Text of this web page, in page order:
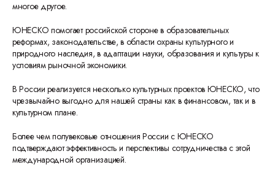
многое другое.
ЮНЕСКО помогает российской стороне в образовательных
реформах, законодательстве, в области охраны культурного и
природного наследия, в адаптации науки, образования и культуры к
условиям рыночной экономики.
В России реализуется несколько культурных проектов ЮНЕСКО, что
чрезвычайно выгодно для нашей страны как в финансовом, так и в
культурном плане.
Более чем полувековые отношения России с ЮНЕСКО
подтверждают эффективность и перспективы сотрудничества с этой
международной организацией.